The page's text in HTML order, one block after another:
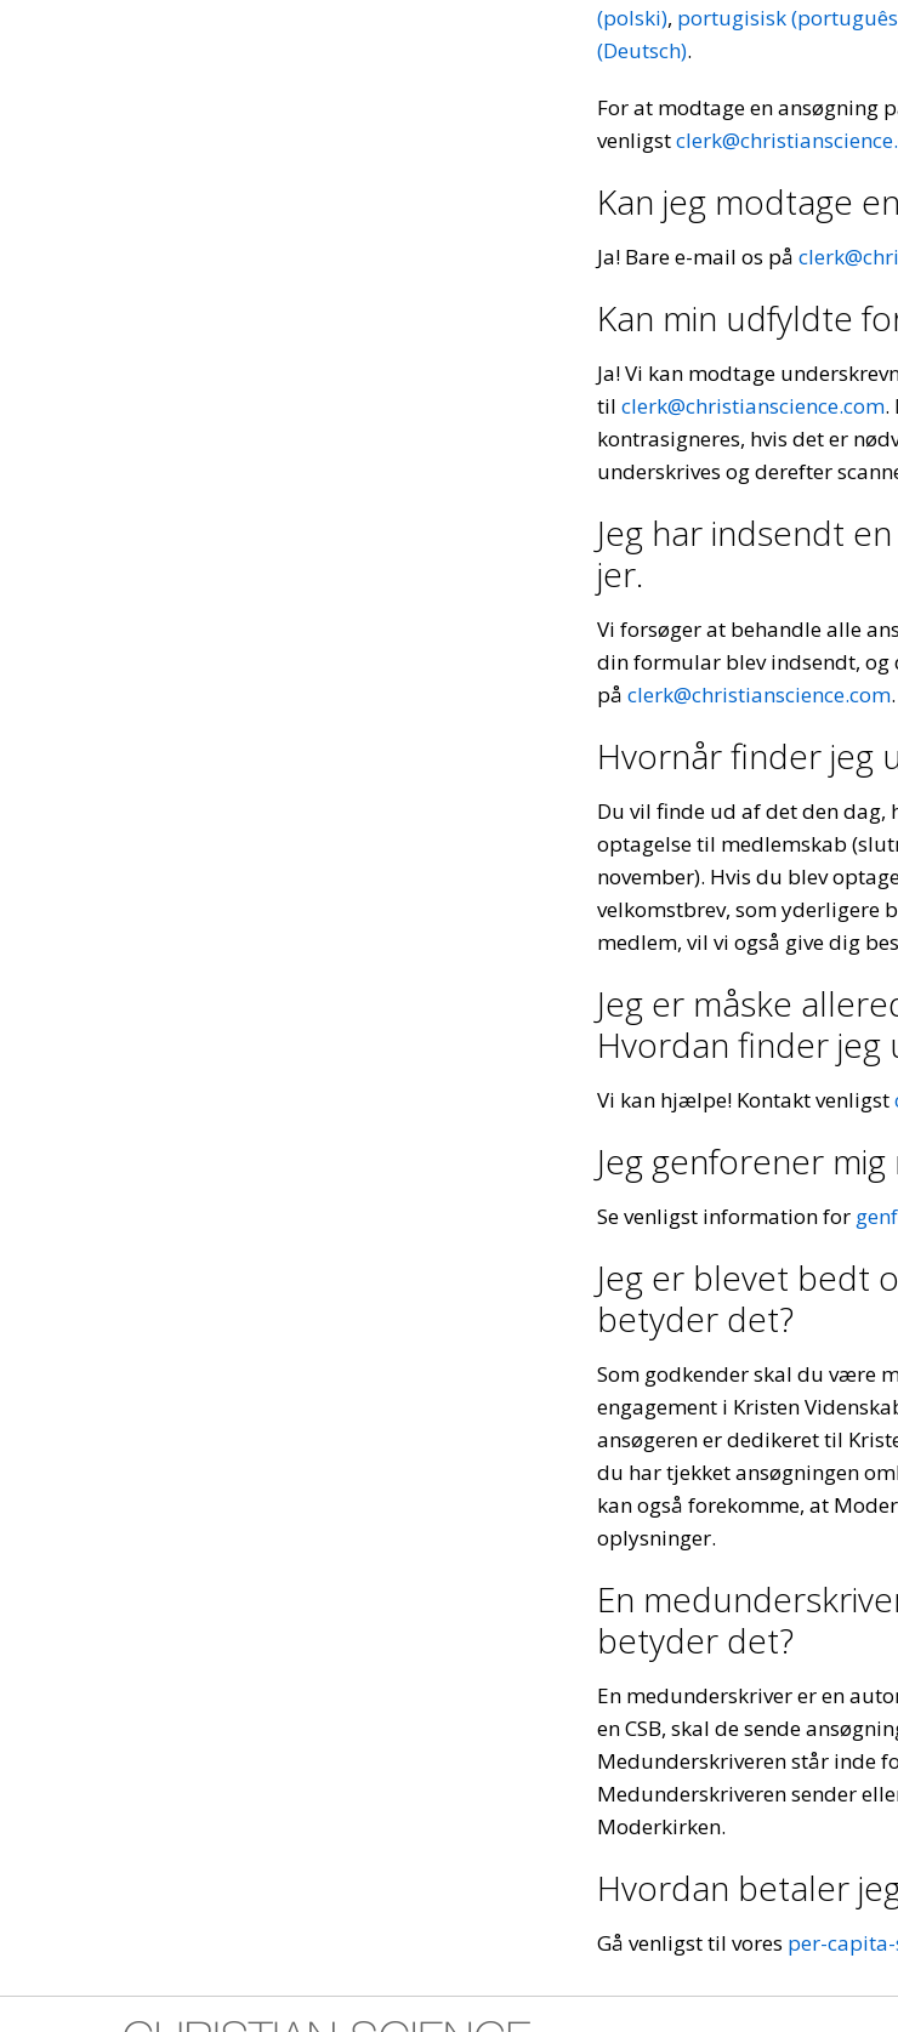
(polski), portugisisk
(Deutsch).
For at modtage en ansøgning
venligst
Kan jeg modtage
Ja! Bare e-mail os på
Kan min udfyldte
Ja! Vi kan modtage
til clerk@christianscience.com.
kontrasigneres, hvis det er
underskrives og derefter
Jeg har indsendt
jer.
Vi forsøger at behandle alle
din formular blev indsendt, og
på clerk@christianscience.com.
Hvornår finder jeg
Du vil finde ud af det den dag,
optagelse til medlemskab
november). Hvis du blev
velkomstbrev, som yderligere
medlem, vil vi også give dig
Jeg er måske
Hvordan finder jeg
Vi kan hjælpe! Kontakt venligst
Jeg genforener
Se venligst information for
Jeg er blevet bedt
betyder det?
Som godkender skal du være
engagement i Kristen
ansøgeren er dedikeret til
du har tjekket ansøgningen
kan også forekomme, at
oplysninger.
En
betyder det?
En medunderskriver er en
en CSB, skal de sende
Medunderskriveren står inde
Medunderskriveren sender
Moderkirken.
Hvordan betaler
Gå venligst til vores per-